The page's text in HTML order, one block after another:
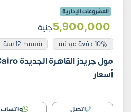
المشروعات الإدارية
5٬900٬000جنية
10% دفعة مبدئية تقسيط 12 سنة
أسعار
اتصل واتساب